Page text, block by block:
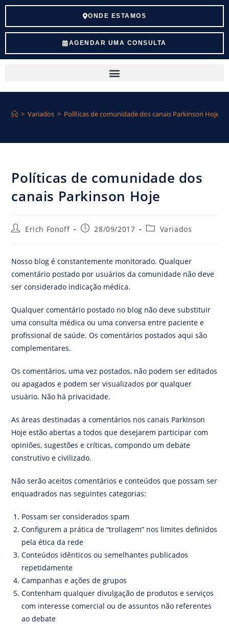
ONDE ESTAMOS
AGENDAR UMA CONSULTA
> Variados > Políticas de comunidade dos canais Parkinson Hoje
Políticas de comunidade dos
canais Parkinson Hoje
Erich Fonoff 28/09/2017 Variados
Nosso blog é constantemente monitorado. Qualquer
comentário postado por usuários da comunidade não deve
ser considerado indicação médica.
Qualquer comentário postado no blog não deve substituir
uma consulta médica ou uma conversa entre paciente e
profissional de saúde. Os comentários postados aqui são
complementares.
Os comentários, uma vez postados, não podem ser editados
ou apagados e podem ser visualizados por qualquer
usuário. Não há privacidade.
As áreas destinadas a comentários nos canais Parkinson
Hoje estão abertas a todos que desejarem participar com
opiniões, sugestões e críticas, compondo um debate
construtivo e civilizado.
Não serão aceitos comentários e conteúdos que possam ser
enquadrados nas seguintes categorias:
Possam ser considerados spam
Configurem a prática de “trollagem” nos limites definidos
pela ética da rede
Conteúdos idênticos ou semelhantes publicados
repetidamente
Campanhas e ações de grupos
Contenham qualquer divulgação de produtos e serviços
com interesse comercial ou de assuntos não referentes
ao debate